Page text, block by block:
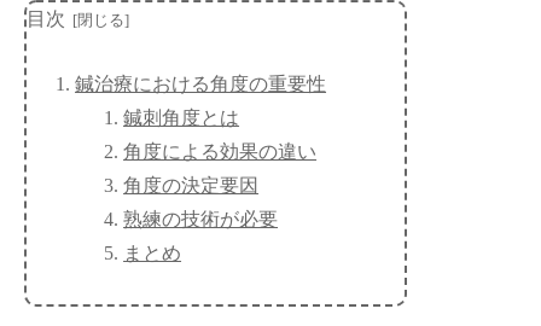
目次
鍼治療における角度の重要性
鍼刺角度とは
角度による効果の違い
角度の決定要因
熟練の技術が必要
まとめ